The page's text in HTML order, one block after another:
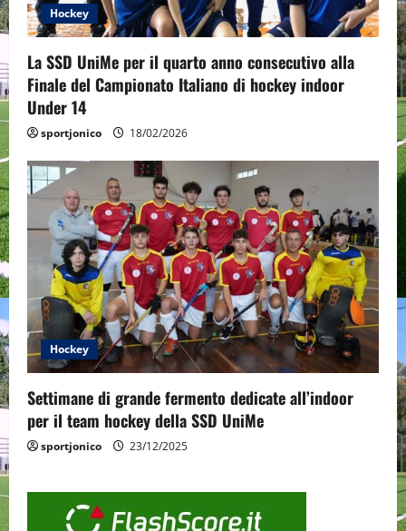
Hockey
La SSD UniMe per il quarto anno consecutivo alla
Finale del Campionato Italiano di hockey indoor
Under 14
sportjonico 18/02/2026
Hockey
Settimane di grande fermento dedicate all’indoor
per il team hockey della SSD UniMe
sportjonico 23/12/2025